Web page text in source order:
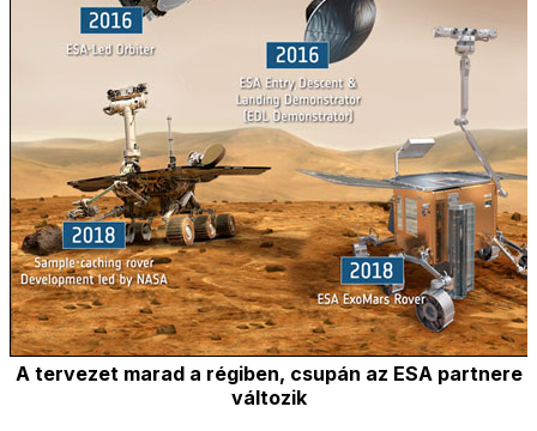
A tervezet marad a régiben, csupán az ESA partnere
változik